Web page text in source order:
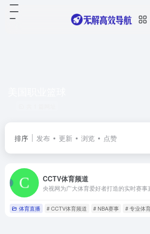
排序 发布 更新 浏览 点赞
CCTV体育频道
央视网为广大体育爱好者打造的实时赛事
体育直播 # CCTV体育频道 # NBA赛事 # 专业体